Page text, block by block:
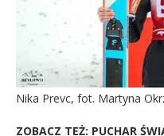
Nika Prevc, fot. Martyna
ZOBACZ TEŻ: PUCHAR